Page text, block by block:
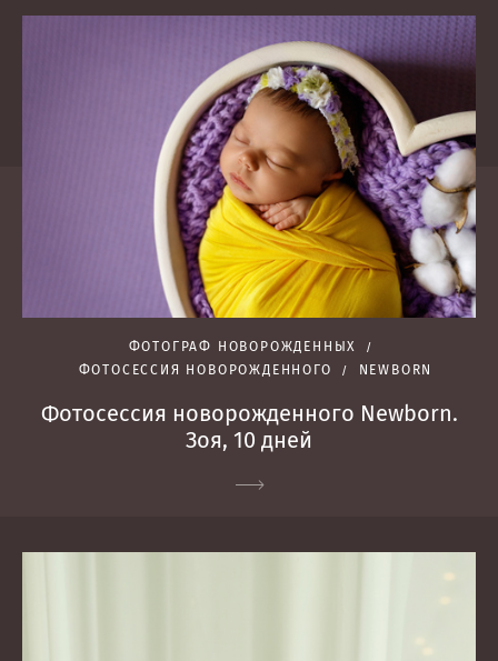
ФОТОГРАФ НОВОРОЖДЕННЫХ
ФОТОСЕССИЯ НОВОРОЖДЕННОГО
NEWBORN
Фотосессия новорожденного Newborn.
Зоя, 10 дней